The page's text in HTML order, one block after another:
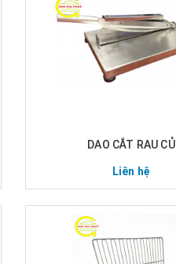
DAO CẮT RAU CỦ
Liên hệ